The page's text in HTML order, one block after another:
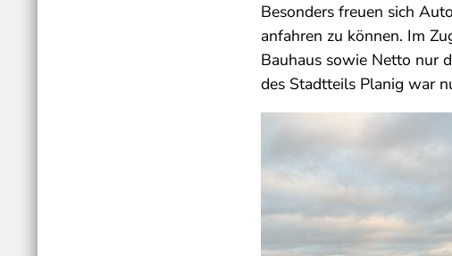
Besonders freuen sich
anfahren zu können. Im
Bauhaus sowie Netto nur
des Stadtteils Planig war